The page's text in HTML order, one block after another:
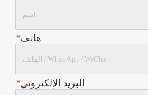
*هاتف
*البريد الإلكتروني